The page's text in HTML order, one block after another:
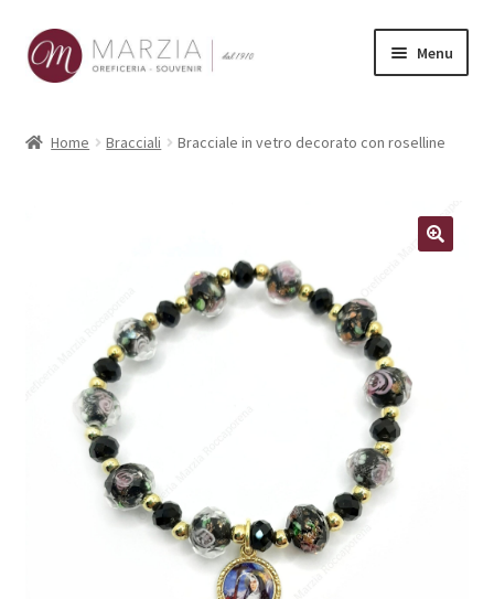
Vai
alla
Vai
al
Menu
Home Bracciali Bracciale in vetro decorato con roselline